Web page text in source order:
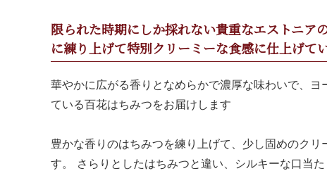
限られた時期にしか採れない貴重なエストニア
に練り上げて特別クリーミーな食感に仕上げてい
華やかに広がる香りとなめらかで濃厚な味わいで、ヨ
ている百花はちみつをお届けします
豊かな香りのはちみつを練り上げて、少し固めのクリ
す。 さらりとしたはちみつと違い、シルキーな口当